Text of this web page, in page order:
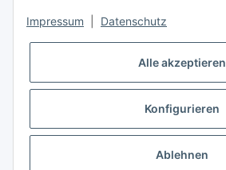
Vertrag widerrufen
* Alle Preise inkl. gesetzlicher USt., zzgl.Versand
Impressum Datenschutz
Alle akzeptieren
Konfigurieren
Ablehnen